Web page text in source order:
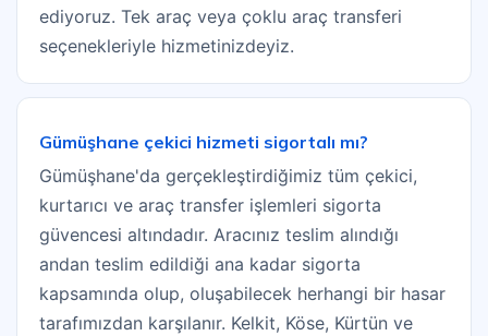
ediyoruz. Tek araç veya çoklu araç transferi
seçenekleriyle hizmetinizdeyiz.
Gümüşhane çekici hizmeti sigortalı mı?
Gümüşhane'da gerçekleştirdiğimiz tüm çekici,
kurtarıcı ve araç transfer işlemleri sigorta
güvencesi altındadır. Aracınız teslim alındığı
andan teslim edildiği ana kadar sigorta
kapsamında olup, oluşabilecek herhangi bir hasar
tarafımızdan karşılanır. Kelkit, Köse, Kürtün ve